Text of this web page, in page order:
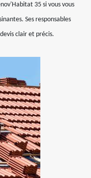
35 si vous vous
Ses responsables
clair et précis.